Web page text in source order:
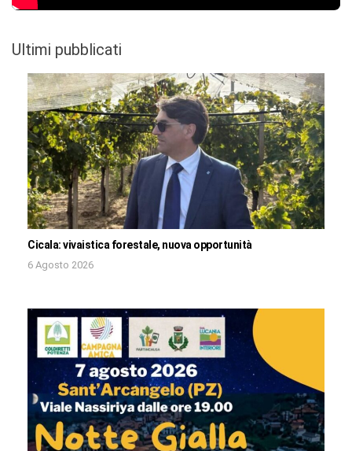
Ultimi pubblicati
Cicala: vivaistica forestale, nuova opportunità
6 Agosto 2026